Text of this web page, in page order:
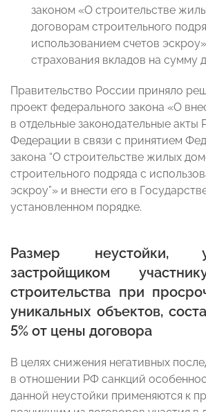
законом «О строительстве
договорам строительного
использованием счетов
страхования вкладов на сумму
Правительство России приняло
проект федерального закона «О
в отдельные законодательные акты
Федерации в связи с принятием
закона “О строительстве жилых
строительного подряда с
эскроу”» и внести его в
установленном порядке.
Размер неустойки,
застройщиком
строительства при
уникальных объектов,
5% от цены договора
В целях снижения негативных
в отношении РФ санкций
данной неустойки применяются к